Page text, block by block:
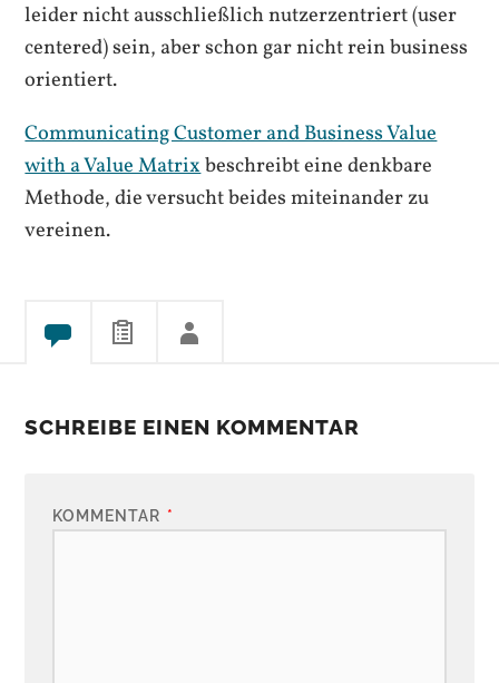
leider nicht ausschließlich nutzerzentriert (user
centered) sein, aber schon gar nicht rein business
orientiert.
Communicating Customer and Business Value
with a Value Matrixbeschreibt eine denkbare
Methode, die versucht beides miteinander zu
vereinen.
SCHREIBE EINEN KOMMENTAR
KOMMENTAR *